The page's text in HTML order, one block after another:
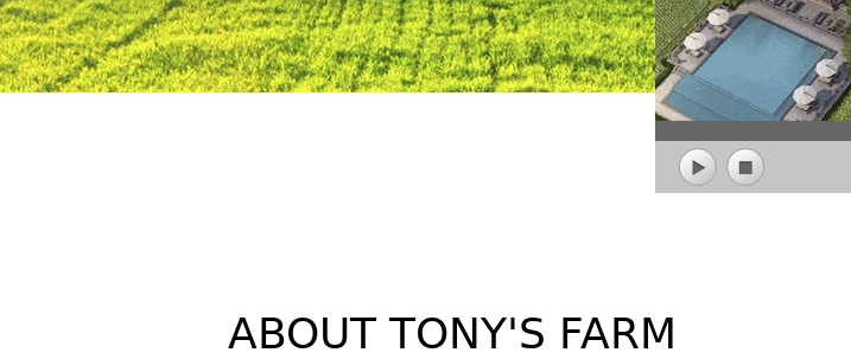
ABOUT TONY'S FARM